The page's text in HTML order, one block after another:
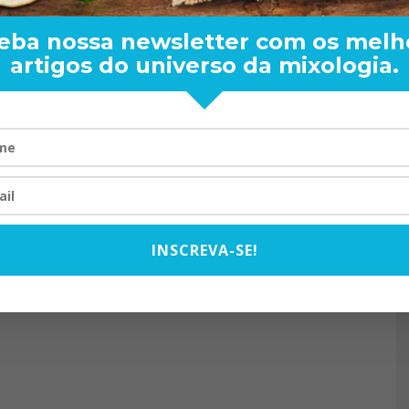
RAND BARTENDER: DE
VISTA PARA O MUNDO
nossa newsletter com os
artigos do universo da mixologia.
INSCREVA-SE!